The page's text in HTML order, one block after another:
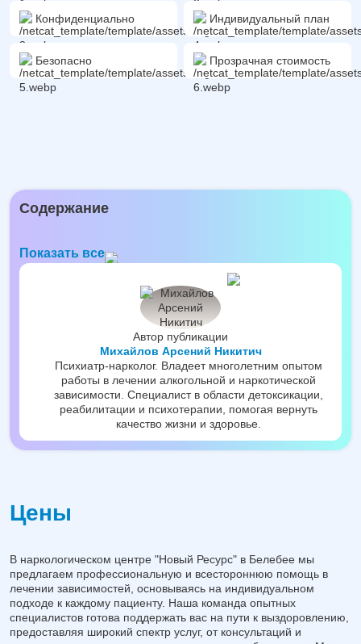
Конфиденциально Индивидуальный план
Безопасно Прозрачная стоимость
Содержание
Показать все
Автор публикации
Михайлов Арсений Никитич
Психиатр-нарколог. Владеет многолетним опытом
работы в лечении алкогольной и наркотической
зависимости. Специалист в области детоксикации,
реабилитации и психотерапии, помогая вернуть
качество жизни и здоровье.
Цены
В наркологическом центре "Новый Ресурс" в Белебее мы
предлагаем профессиональную и всестороннюю помощь в
лечении зависимостей, основываясь на индивидуальном
подходе к каждому пациенту. Наша команда опытных
специалистов готова поддержать вас на пути к выздоровлению,
предоставляя широкий спектр услуг, от консультаций и